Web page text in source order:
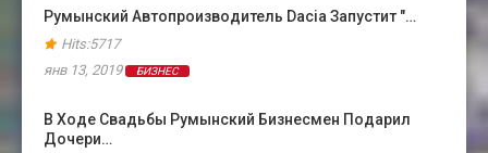
Румынский Автопроизводитель Dacia Запустит "…
Hits:5717
янв 13, 2019
БИЗНЕС
В Ходе Свадьбы Румынский Бизнесмен Подарил
Дочери…